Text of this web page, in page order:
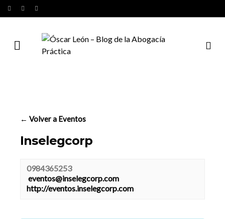
← Volver a Eventos
Inselegcorp
0984365253
eventos@inselegcorp.com
http://eventos.inselegcorp.com